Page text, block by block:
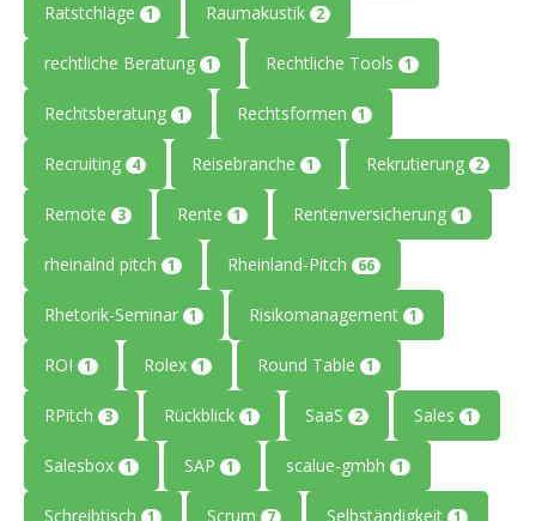
Ratstchläge 1 Raumakustik 2
rechtliche Beratung 1 Rechtliche Tools 1
Rechtsberatung 1 Rechtsformen 1
Recruiting 4 Reisebranche 1 Rekrutierung 2
Remote 3 Rente 1 Rentenversicherung 1
rheinalnd pitch 1 Rheinland-Pitch 66
Rhetorik-Seminar 1 Risikomanagement 1
ROI 1 Rolex 1 Round Table 1
RPitch 3 Rückblick 1 SaaS 2 Sales 1
Salesbox 1 SAP 1 scalue-gmbh 1
Schreibtisch 1 Scrum 7 Selbständigkeit 1